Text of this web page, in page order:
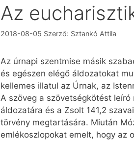
Az
2018-08-05 Szerző: Sztankó Attila
Az úrnapi szentmise másik
és egészen elégő áldozatokat
kellemes illatul az Úrnak, az
A szöveg a szövetségkötést
áldozatára és a Zsolt 141,2
törvény megtartására. Miután
emlékoszlopokat emelt, hogy az